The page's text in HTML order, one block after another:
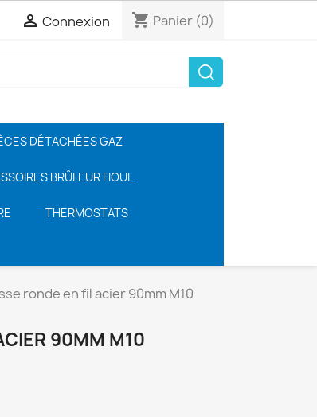
 Connexion shopping_cart Panier (0)
DÉTACHÉES GAZ
BRÛLEUR FIOUL
THERMOSTATS
ronde en fil acier 90mm M10
90MM M10